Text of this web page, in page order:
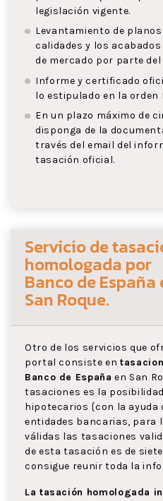
legislación vigente.
Levantamiento de
calidades y los
de mercado por parte
Informe y certificado
lo estipulado en la orden
En un plazo máximo de
disponga de la
través del email del
tasación oficial.
Servicio de
homologada por
Banco de España
San Roque.
Otro de los servicios que
portal consiste en
Banco de España en San
tasaciones es la
hipotecarios {con la ayuda
entidades bancarias, para
válidas las tasaciones
de esta tasación es de
consigue reunir toda la
La tasación homologada